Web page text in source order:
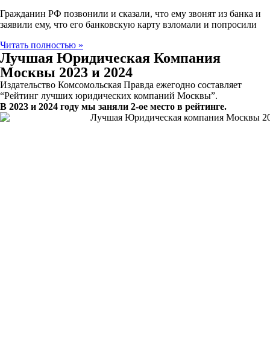
Гражданин РФ позвонили и сказали, что ему звонят из банка и
заявили ему, что его банковскую карту взломали и попросили
Читать полностью »
Лучшая Юридическая Компания
Москвы 2023 и 2024
Издательство Комсомольская Правда ежегодно составляет
“Рейтинг лучших юридических компаний Москвы”.
В 2023 и 2024 году мы заняли 2-ое место в рейтинге.